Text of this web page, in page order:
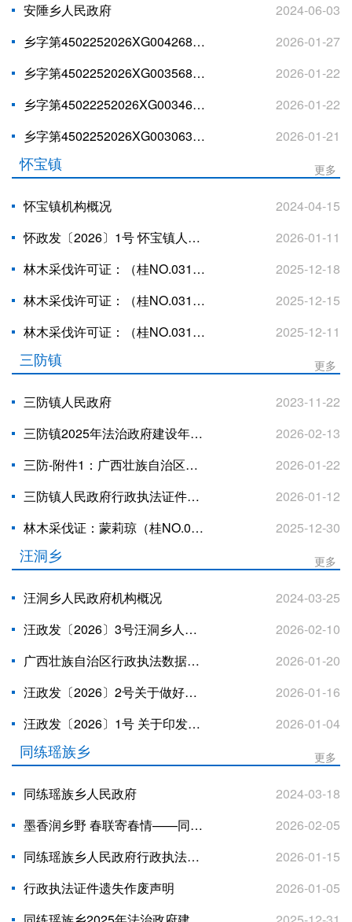
安陲乡人民政府
2024-06-03
乡字第4502252026XG0042681号
2026-01-27
乡字第4502252026XG0035687号
2026-01-22
乡字第45022252026XG0034625号
2026-01-22
乡字第4502252026XG0030634号
2026-01-21
怀宝镇 更多
怀宝镇机构概况
2024-04-15
怀政发〔2026〕1号 怀宝镇人民政府 关于做好怀宝镇第四次全国农业普查工作的 通 知
2026-01-11
林木采伐许可证：（桂NO.03137651-桂NO.03137660） 公示
2025-12-18
林木采伐许可证：（桂NO.03137601-桂NO.03137650） 公示
2025-12-15
林木采伐许可证：（桂NO.03137551-桂NO.03137600） 公示
2025-12-11
三防镇 更多
三防镇人民政府
2023-11-22
三防镇2025年法治政府建设年度报告
2026-02-13
三防-附件1：广西壮族自治区行政执法数据统计年报表
2026-01-22
三防镇人民政府行政执法证件遗失作废声明
2026-01-12
林木采伐证：蒙莉琼（桂NO.03138257）
2025-12-30
汪洞乡 更多
汪洞乡人民政府机构概况
2024-03-25
汪政发〔2026〕3号汪洞乡人民政府 关于印发《汪洞乡森林火灾早期处置应急预案》的通知
2026-02-10
广西壮族自治区行政执法数据统计年报表（汪洞乡2025年度）
2026-01-20
汪政发〔2026〕2号关于做好汪洞乡第四次全国农业普查工作的通知
2026-01-16
汪政发〔2026〕1号 关于印发《汪洞乡2026年生态护林员选聘实施方案》的通知
2026-01-04
同练瑶族乡 更多
同练瑶族乡人民政府
2024-03-18
墨香润乡野 春联寄春情——同练瑶族乡提前送福暖民心
2026-02-05
同练瑶族乡人民政府行政执法数据统计年报表(2025年度)
2026-01-15
行政执法证件遗失作废声明
2026-01-05